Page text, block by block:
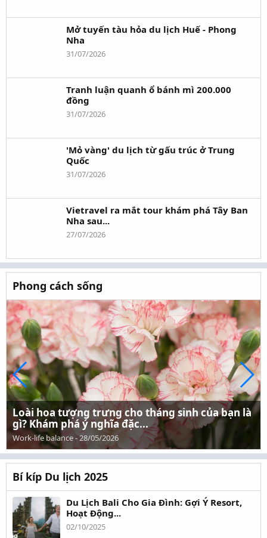
Mở tuyến tàu hỏa du lịch Huế - Phong
Nha
31/07/2026
Tranh luận quanh ổ bánh mì 200.000
đồng
31/07/2026
'Mỏ vàng' du lịch từ gấu trúc ở Trung
Quốc
31/07/2026
Vietravel ra mắt tour khám phá Tây Ban
Nha sau...
27/07/2026
Phong cách sống
Loài hoa tượng trưng cho tháng sinh của bạn là
gì? Khám phá ý nghĩa đặc...
Work-life balance-28/05/2026
Bí kíp Du lịch 2025
Du Lịch Bali Cho Gia Đình: Gợi Ý Resort,
Hoạt Động...
02/10/2025